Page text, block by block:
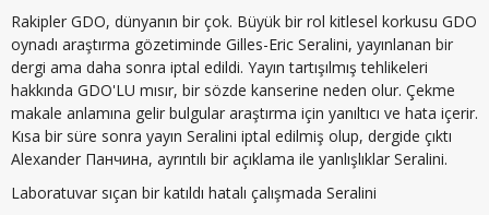
Rakipler GDO, dünyanın bir çok. Büyük bir rol kitlesel korkusu GDO
oynadı araştırma gözetiminde Gilles-Eric Seralini, yayınlanan bir
dergi ama daha sonra iptal edildi. Yayın tartışılmış tehlikeleri
hakkında GDO'LU mısır, bir sözde kanserine neden olur. Çekme
makale anlamına gelir bulgular araştırma için yanıltıcı ve hata içerir.
Kısa bir süre sonra yayın Seralini iptal edilmiş olup, dergide çıktı
Alexander Панчина, ayrıntılı bir açıklama ile yanlışlıklar Seralini.
Laboratuvar sıçan bir katıldı hatalı çalışmada Seralini